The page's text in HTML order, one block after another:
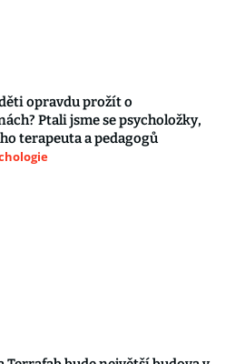
opravdu prožít o
Ptali jsme se psycholožky,
terapeuta a pedagogů